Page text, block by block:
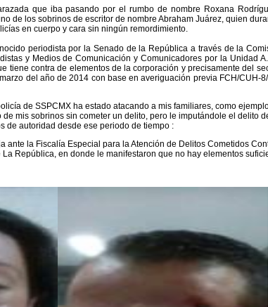
que iba pasando por el rumbo de nombre Roxana
de los sobrinos de escritor de nombre Abraham Juárez, quien
en cuerpo y cara sin ningún remordimiento.
periodista por la Senado de la República a través de la
y Medios de Comunicación y Comunicadores por la Unidad
tiene contra de elementos de la corporación y precisamente del
del año de 2014 con base en averiguación previa FCH/CUH-
de SSPCMX ha estado atacando a mis familiares, como
mis sobrinos sin cometer un delito, pero le imputándole el delito
de autoridad desde ese periodo de tiempo :
ante la Fiscalía Especial para la Atención de Delitos Cometidos
República, en donde le manifestaron que no hay elementos